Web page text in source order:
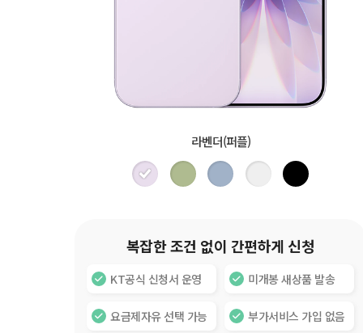
라벤더(퍼플)
복잡한 조건 없이 간편하게 신청
KT공식 신청서 운영 미개봉 새상품 발송
요금제자유 선택 가능 부가서비스 가입 없음